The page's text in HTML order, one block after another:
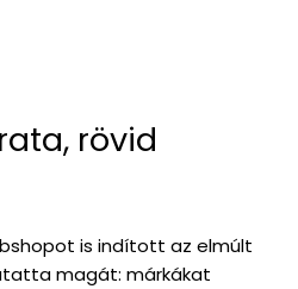
rövid
is indított az elmúlt
magát: márkákat